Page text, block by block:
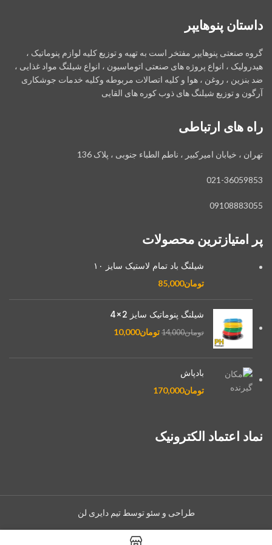
داستان پنوهایپر
گروه صنعتی پنوهایپر مفتخر است به تهیه و توزیع کلیه لوازم پنوماتیک ،
هیدرولیک ، انواع پروژه های صنعتی اتوماسیون ، انواع شیلنگ مواد غذایی ،
ضد بنزین ، روغن ، هوا و کلیه اتصالات مربوطه وکلیه خدمات جوشکاری
آرگون و توزیع شیلنگ های ذوب کوره های القایی
راه های ارتباطی
تهران ، خیابان امیرکبیر ، ناطم الطباء جنوبی ، پلاک 136
021-36059853
09108883055
پر امتیازترین محصولات
شیلنگ باد تمام لاستیک سایز ۱۰
تومان85,000
شیلنگ پنوماتیک سایز 2×4
تومان14,000 تومان10,000
بادپاش
تومان170,000
نماد اعتماد الکترونیک
طراحی و سئو توسط تیم دایری لن